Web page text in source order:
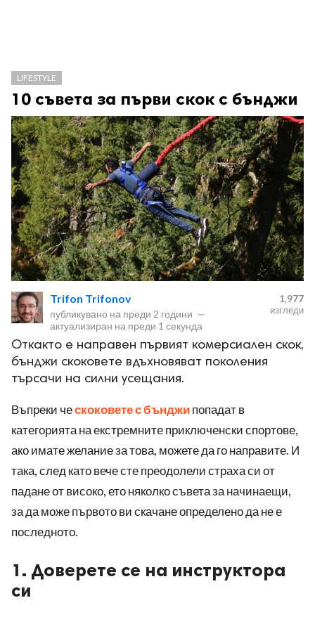
LIFESTYLE
10 съвета за първи скок с бънджи
Trifon Trifonov
публикувано на преди 2 години —
актуализиран на преди 1 секунда
1,977
изгледи
Откакто е направен първият комерсиален скок,
бънджи скоковете вдъхновяват поколения
търсачи на силни усещания.
Въпреки ческоковете с бънджипопадат в
категорията на екстремните приключенски спортове,
ако имате желание за това, можете да го направите. И
така, след като вече сте преодолели страха си от
падане от високо, ето няколко съвета за начинаещи,
за да може първото ви скачане определено да не е
последното.
1. Доверете се на инструктора
си